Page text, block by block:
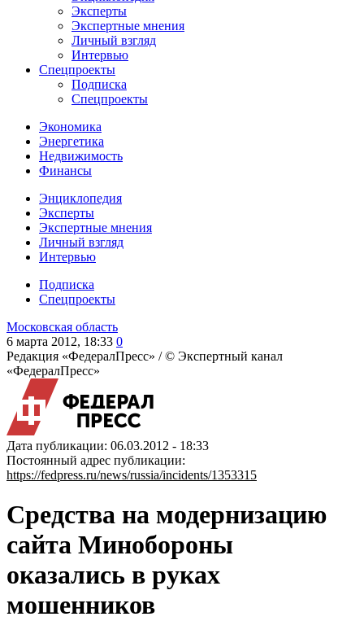
Эксперты
Экспертные мнения
Личный взгляд
Интервью
Спецпроекты
Подписка
Спецпроекты
Экономика
Энергетика
Недвижимость
Финансы
Энциклопедия
Эксперты
Экспертные мнения
Личный взгляд
Интервью
Подписка
Спецпроекты
Московская область
6 марта 2012, 18:33 0
Редакция «ФедералПресс» /© Экспертный канал
«ФедералПресс»
Дата публикации: 06.03.2012 - 18:33
Постоянный адрес публикации:
https://fedpress.ru/news/russia/incidents/1353315
Средства на модернизацию
сайта Минобороны
оказались в руках
мошенников